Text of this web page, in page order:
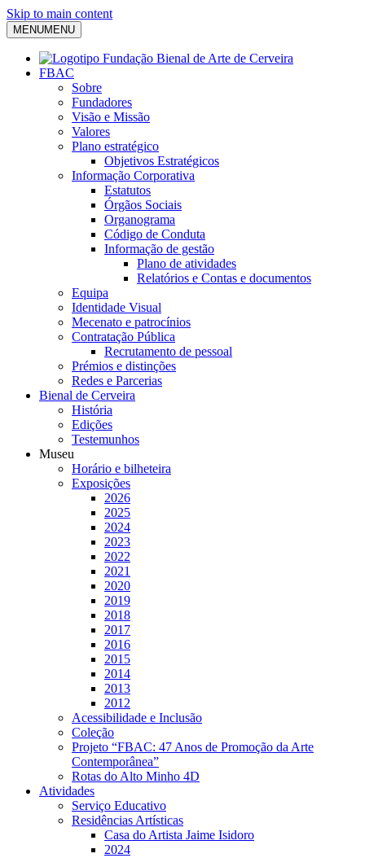
Skip to main content
MENUMENU
FBAC
Sobre
Fundadores
Visão e Missão
Valores
Plano estratégico
Objetivos Estratégicos
Informação Corporativa
Estatutos
Órgãos Sociais
Organograma
Código de Conduta
Informação de gestão
Plano de atividades
Relatórios e Contas e documentos
Equipa
Identidade Visual
Mecenato e patrocínios
Contratação Pública
Recrutamento de pessoal
Prémios e distinções
Redes e Parcerias
Bienal de Cerveira
História
Edições
Testemunhos
Museu
Horário e bilheteira
Exposições
2026
2025
2024
2023
2022
2021
2020
2019
2018
2017
2016
2015
2014
2013
2012
Acessibilidade e Inclusão
Coleção
Projeto “FBAC: 47 Anos de Promoção da Arte
Contemporânea”
Rotas do Alto Minho 4D
Atividades
Serviço Educativo
Residências Artísticas
Casa do Artista Jaime Isidoro
2024